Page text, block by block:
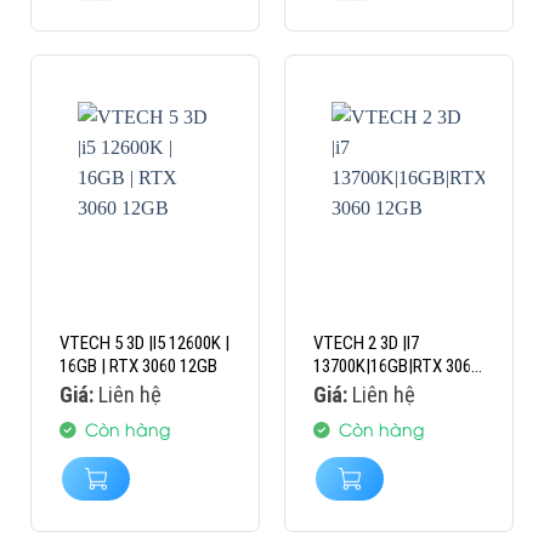
VTECH 5 3D |I5 12600K |
16GB | RTX 3060 12GB
Giá:Liên hệ
Còn hàng
VTECH 2 3D |I7
13700K|16GB|RTX 3060
12GB
Giá:Liên hệ
Còn hàng